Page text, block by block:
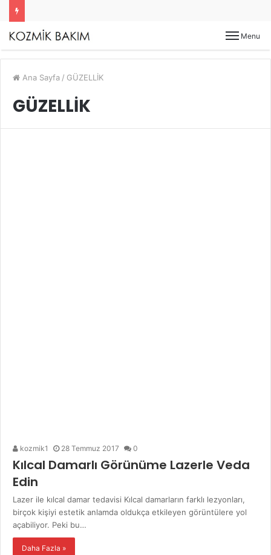
Menu
Ana Sayfa / GÜZELLİK
GÜZELLİK
kozmik1 28 Temmuz 2017 0
Kılcal Damarlı Görünüme Lazerle Veda
Edin
Lazer ile kılcal damar tedavisi Kılcal damarların farklı lezyonları,
birçok kişiyi estetik anlamda oldukça etkileyen görüntülere yol
açabiliyor. Peki bu…
Daha Fazla »